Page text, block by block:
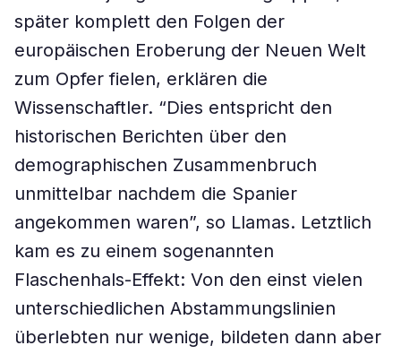
später komplett den Folgen der
europäischen Eroberung der Neuen Welt
zum Opfer fielen, erklären die
Wissenschaftler. “Dies entspricht den
historischen Berichten über den
demographischen Zusammenbruch
unmittelbar nachdem die Spanier
angekommen waren”, so Llamas. Letztlich
kam es zu einem sogenannten
Flaschenhals-Effekt: Von den einst vielen
unterschiedlichen Abstammungslinien
überlebten nur wenige, bildeten dann aber